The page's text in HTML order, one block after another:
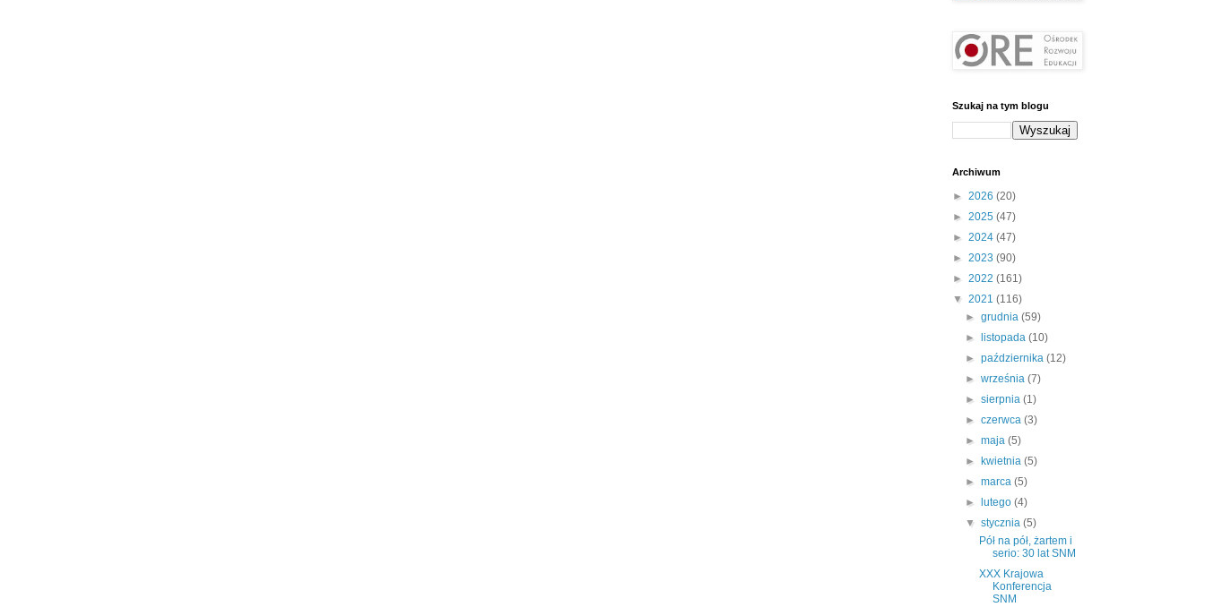
Szukaj na tym blogu
Archiwum
► 2026 (20)
► 2025 (47)
► 2024 (47)
► 2023 (90)
► 2022 (161)
▼ 2021 (116)
►grudnia(59)
►
listopada(10)
►października(12)
►września(7)
►sierpnia(1)
►czerwca(3)
►maja(5)
►
kwietnia(5)
►marca(5)
►
lutego(4)
▼stycznia(5)
Pół na pół, żartem i
serio: 30 lat SNM
XXX Krajowa
Konferencja
SNM